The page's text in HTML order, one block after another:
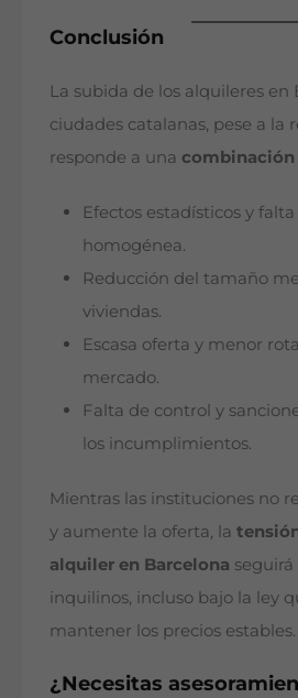
Conclusión
La subida de los alquileres en
ciudades catalanas, pese a la
responde a una combinación
Efectos estadísticos y
homogénea.
Reducción del tamaño
viviendas.
Escasa oferta y menor
mercado.
Falta de control y
los incumplimientos.
Mientras las instituciones no
y aumente la oferta, la
alquiler en Barcelona
inquilinos, incluso bajo la ley
mantener los precios estables.
¿Necesitas